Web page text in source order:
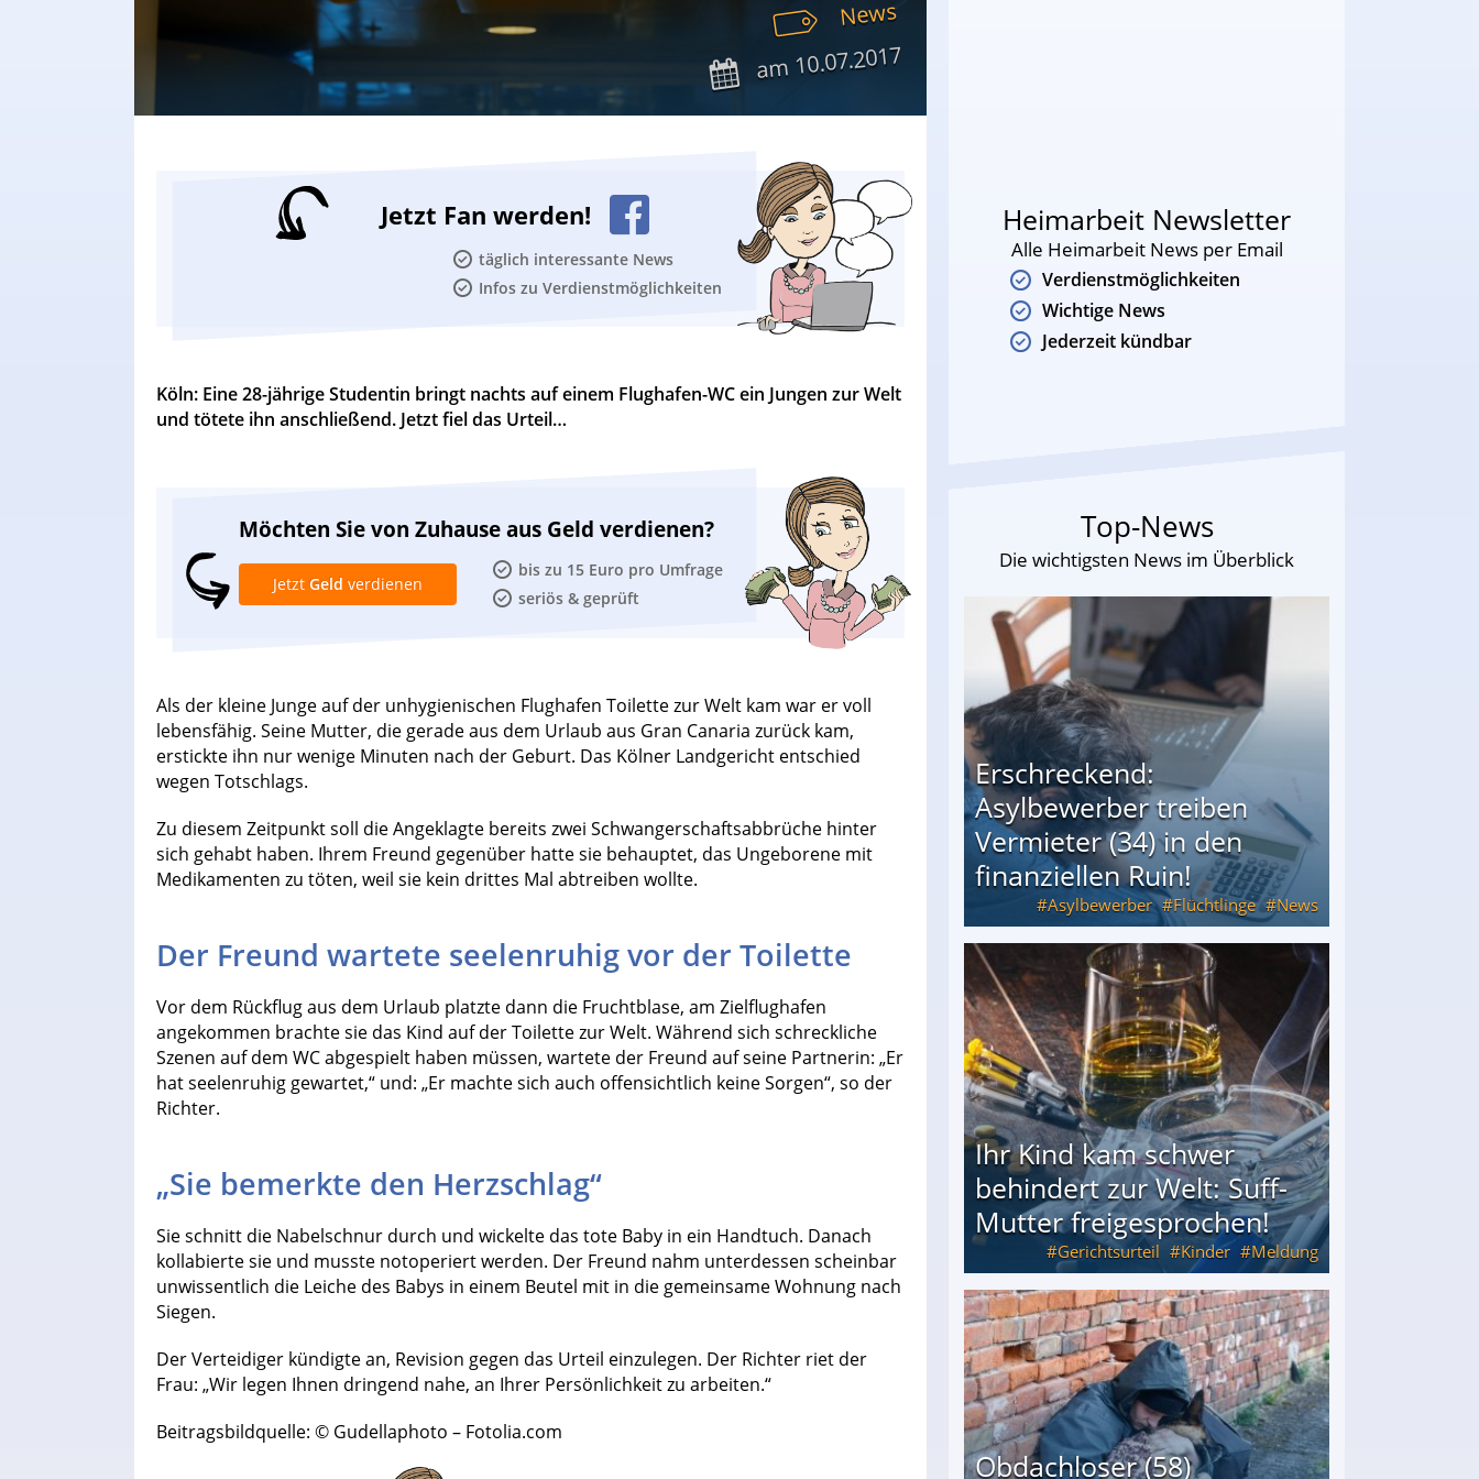
News
am10.07.2017
Jetzt Fan werden!
täglich interessante News
Infos zu Verdienstmöglichkeiten
Köln: Eine 28-jährige Studentin bringt nachts auf einem Flughafen-WC ein Jungen zur Welt
und tötete ihn anschließend. Jetzt fiel das Urteil…
Möchten Sie von Zuhause aus Geld verdienen?
bis zu 15 Euro pro Umfrage
seriös & geprüft
Jetzt Geld verdienen
Als der kleine Junge auf der unhygienischen Flughafen Toilette zur Welt kam war er voll
lebensfähig. Seine Mutter, die gerade aus dem Urlaub aus Gran Canaria zurück kam,
erstickte ihn nur wenige Minuten nach der Geburt. Das Kölner Landgericht entschied
wegen Totschlags.
Zu diesem Zeitpunkt soll die Angeklagte bereits zwei Schwangerschaftsabbrüche hinter
sich gehabt haben. Ihrem Freund gegenüber hatte sie behauptet, das Ungeborene mit
Medikamenten zu töten, weil sie kein drittes Mal abtreiben wollte.
Der Freund wartete seelenruhig vor der Toilette
Vor dem Rückflug aus dem Urlaub platzte dann die Fruchtblase, am Zielflughafen
angekommen brachte sie das Kind auf der Toilette zur Welt. Während sich schreckliche
Szenen auf dem WC abgespielt haben müssen, wartete der Freund auf seine Partnerin: „Er
hat seelenruhig gewartet,“ und: „Er machte sich auch offensichtlich keine Sorgen“, so der
Richter.
„Sie bemerkte den Herzschlag“
Sie schnitt die Nabelschnur durch und wickelte das tote Baby in ein Handtuch. Danach
kollabierte sie und musste notoperiert werden. Der Freund nahm unterdessen scheinbar
unwissentlich die Leiche des Babys in einem Beutel mit in die gemeinsame Wohnung nach
Siegen.
Der Verteidiger kündigte an, Revision gegen das Urteil einzulegen. Der Richter riet der
Frau: „Wir legen Ihnen dringend nahe, an Ihrer Persönlichkeit zu arbeiten.“
Beitragsbildquelle: © Gudellaphoto – Fotolia.com
Heimarbeit Newsletter
Alle Heimarbeit News per Email
Verdienstmöglichkeiten
Wichtige News
Jederzeit kündbar
Top-News
Die wichtigsten News im Überblick
Erschreckend:
Asylbewerber treiben
Vermieter (34) in den
finanziellen Ruin!
Asylbewerber Flüchtlinge News
Erschreckend: Asylbewerber treiben Vermieter (34) in den finanziellen Ruin!
Ihr Kind kam schwer
behindert zur Welt: Suff-
Mutter freigesprochen!
Gerichtsurteil Kinder Meldung
Ihr Kind kam schwer behindert zur Welt: Suff-Mutter freigesprochen!
Obdachloser (58)